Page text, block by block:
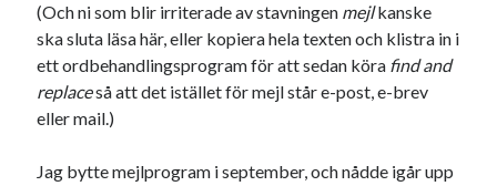
Kategorier
Kategorier
Etiketter
(Och ni som blir irriterade av stavningen mejlkanske
ska sluta läsa här, eller kopiera hela texten och klistra in i
ett ordbehandlingsprogram för att sedan köra find and
replaceså att det istället för mejl står e-post, e-brev
eller mail.)
Jag bytte mejlprogram i september, och nådde igår upp